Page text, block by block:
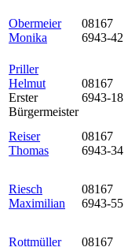
Obermeier
Monika
08167
6943-42
Priller
Helmut
Erster
Bürgermeister
08167
6943-18
Reiser
Thomas
08167
6943-34
Riesch
Maximilian
08167
6943-55
Rottmüller
08167